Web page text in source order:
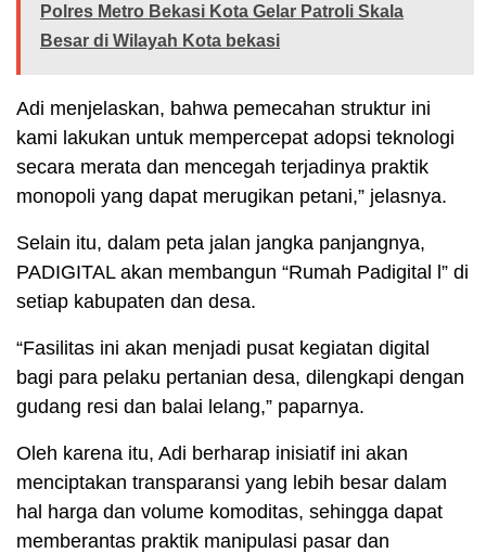
Polres Metro Bekasi Kota Gelar Patroli Skala
Besar di Wilayah Kota bekasi
Adi menjelaskan, bahwa pemecahan struktur ini
kami lakukan untuk mempercepat adopsi teknologi
secara merata dan mencegah terjadinya praktik
monopoli yang dapat merugikan petani,” jelasnya.
Selain itu, dalam peta jalan jangka panjangnya,
PADIGITAL akan membangun “Rumah Padigital l” di
setiap kabupaten dan desa.
“Fasilitas ini akan menjadi pusat kegiatan digital
bagi para pelaku pertanian desa, dilengkapi dengan
gudang resi dan balai lelang,” paparnya.
Oleh karena itu, Adi berharap inisiatif ini akan
menciptakan transparansi yang lebih besar dalam
hal harga dan volume komoditas, sehingga dapat
memberantas praktik manipulasi pasar dan